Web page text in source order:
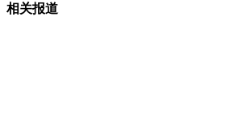
相关报道